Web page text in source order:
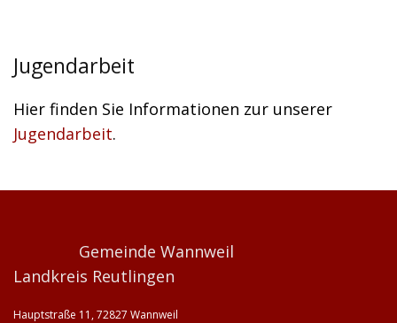
Jugendarbeit
Hier finden Sie Informationen zur unserer
Jugendarbeit.
Gemeinde Wannweil
Landkreis Reutlingen
Hauptstraße 11, 72827 Wannweil